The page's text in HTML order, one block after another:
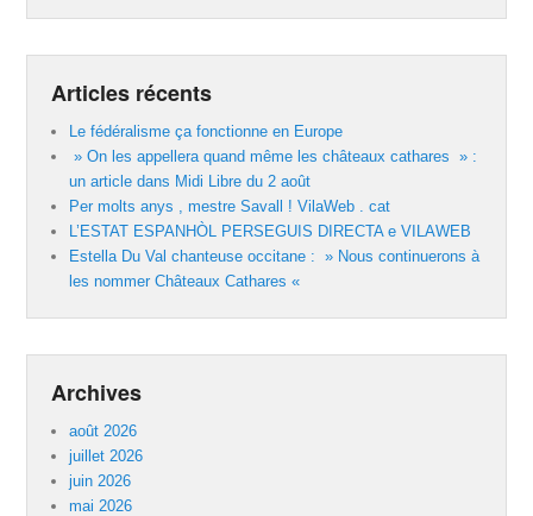
Articles récents
Le fédéralisme ça fonctionne en Europe
» On les appellera quand même les châteaux cathares » :
un article dans Midi Libre du 2 août
Per molts anys , mestre Savall ! VilaWeb . cat
L’ESTAT ESPANHÒL PERSEGUIS DIRECTA e VILAWEB
Estella Du Val chanteuse occitane : » Nous continuerons à
les nommer Châteaux Cathares «
Archives
août 2026
juillet 2026
juin 2026
mai 2026